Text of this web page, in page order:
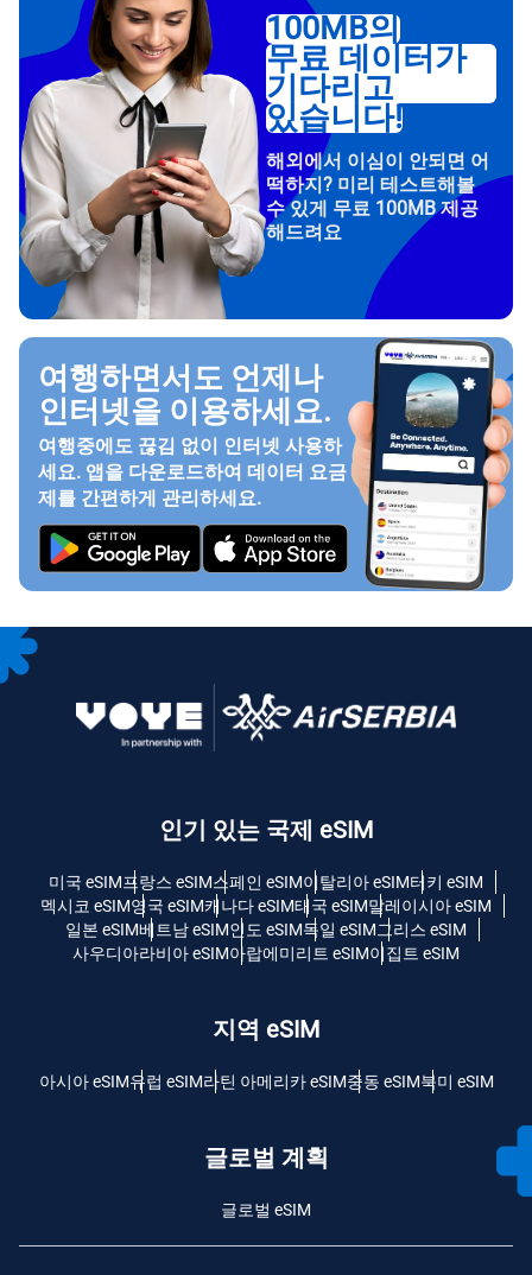
100MB의
무료 데이터가
기다리고
있습니다!
해외에서 이심이 안되면 어
떡하지? 미리 테스트해볼
수 있게 무료 100MB 제공
해드려요
여행하면서도 언제나
인터넷을 이용하세요.
여행중에도 끊김 없이 인터넷 사용하
세요. 앱을 다운로드하여 데이터 요금
제를 간편하게 관리하세요.
인기 있는 국제 eSIM
미국 eSIM프랑스 eSIM스페인 eSIM이탈리아 eSIM터키 eSIM
멕시코 eSIM영국 eSIM캐나다 eSIM태국 eSIM말레이시아 eSIM
일본 eSIM베트남 eSIM인도 eSIM독일 eSIM그리스 eSIM
사우디아라비아 eSIM아랍에미리트 eSIM이집트 eSIM
지역 eSIM
아시아 eSIM유럽 ​​eSIM라틴 아메리카 eSIM중동 eSIM북미 eSIM
글로벌 계획
글로벌 eSIM